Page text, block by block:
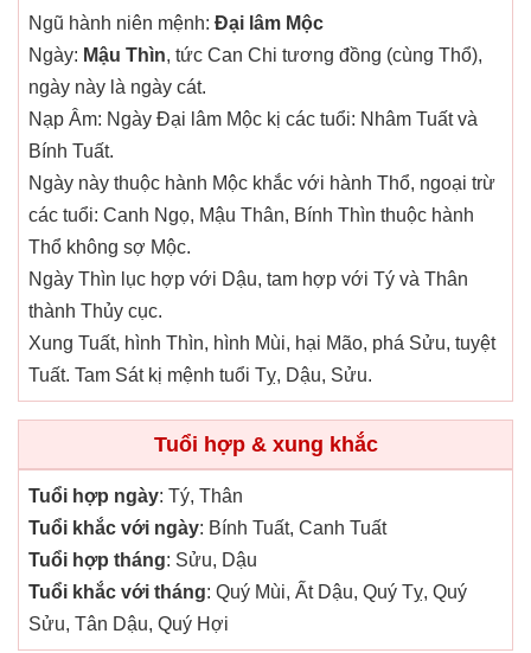
Ngũ hành niên mệnh: Đại lâm Mộc
Ngày: Mậu Thìn, tức Can Chi tương đồng (cùng Thổ),
ngày này là ngày cát.
Nạp Âm: Ngày Đại lâm Mộc kị các tuổi: Nhâm Tuất và
Bính Tuất.
Ngày này thuộc hành Mộc khắc với hành Thổ, ngoại trừ
các tuổi: Canh Ngọ, Mậu Thân, Bính Thìn thuộc hành
Thổ không sợ Mộc.
Ngày Thìn lục hợp với Dậu, tam hợp với Tý và Thân
thành Thủy cục.
Xung Tuất, hình Thìn, hình Mùi, hại Mão, phá Sửu, tuyệt
Tuất. Tam Sát kị mệnh tuổi Tỵ, Dậu, Sửu.
Tuổi hợp & xung khắc
Tuổi hợp ngày: Tý, Thân
Tuổi khắc với ngày: Bính Tuất, Canh Tuất
Tuổi hợp tháng: Sửu, Dậu
Tuổi khắc với tháng: Quý Mùi, Ất Dậu, Quý Tỵ, Quý
Sửu, Tân Dậu, Quý Hợi